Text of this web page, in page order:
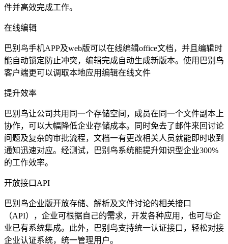
件并高效完成工作。
在线编辑
巴别鸟手机APP及web版可以在线编辑office文档，并且编辑时
能自动锁定防止冲突，编辑完成自动生成新版本。使用巴别鸟
客户端更可以调取本地应用编辑在线文件
提升效率
巴别鸟让公司共用同一个存储空间，成员在同一个文件副本上
协作，可以大幅降低企业存储成本。同时免去了邮件来回讨论
问题及复杂的审批流程，文档一有更改相关人员就能即时收到
通知迅速对应。经测试，巴别鸟系统能提升知识型企业300%
的工作效率。
开放接口API
巴别鸟企业版开放存储、解析及文件讨论的相关接口
（API），企业可根据自己的需求，开发各种应用，也可与企
业已有系统集成。此外，巴别鸟支持统一认证接口，轻松对接
企业认证系统，统一管理用户。